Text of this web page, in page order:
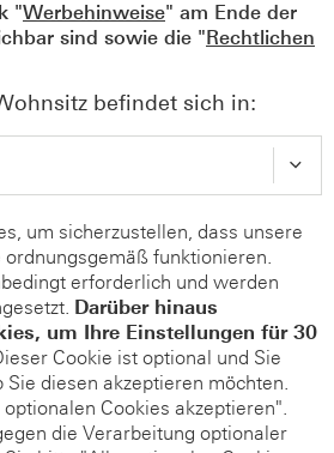
"Werbehinweise" am Ende der
sind sowie die "Rechtlichen
befindet sich in:
um sicherzustellen, dass unsere
funktionieren.
erforderlich und werden
Darüber hinaus
um Ihre Einstellungen für 30
Cookie ist optional und Sie
Sie diesen akzeptieren möchten.
Cookies akzeptieren".
die Verarbeitung optionaler